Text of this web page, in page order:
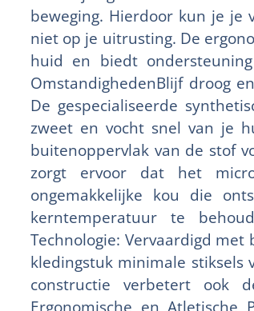
beweging. Hierdoor kun je je
niet op je uitrusting. De
huid en biedt
OmstandighedenBlijf droog
De gespecialiseerde
zweet en vocht snel van je
buitenoppervlak van de stof
zorgt ervoor dat het
ongemakkelijke kou die
kerntemperatuur te
Technologie: Vervaardigd
kledingstuk minimale stiksels
constructie verbetert ook
Ergonomische en